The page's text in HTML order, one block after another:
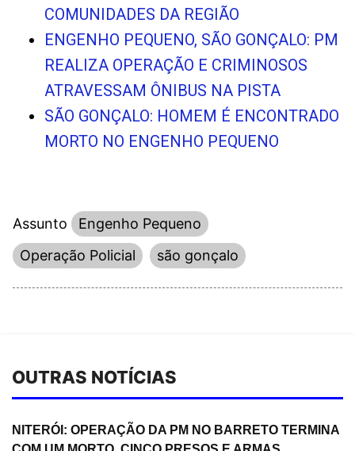
COMUNIDADES DA REGIÃO
ENGENHO PEQUENO, SÃO GONÇALO: PM
REALIZA OPERAÇÃO E CRIMINOSOS
ATRAVESSAM ÔNIBUS NA PISTA
SÃO GONÇALO: HOMEM É ENCONTRADO
MORTO NO ENGENHO PEQUENO
Assunto
Engenho Pequeno
Operação Policial
são gonçalo
OUTRAS NOTÍCIAS
NITERÓI: OPERAÇÃO DA PM NO BARRETO TERMINA